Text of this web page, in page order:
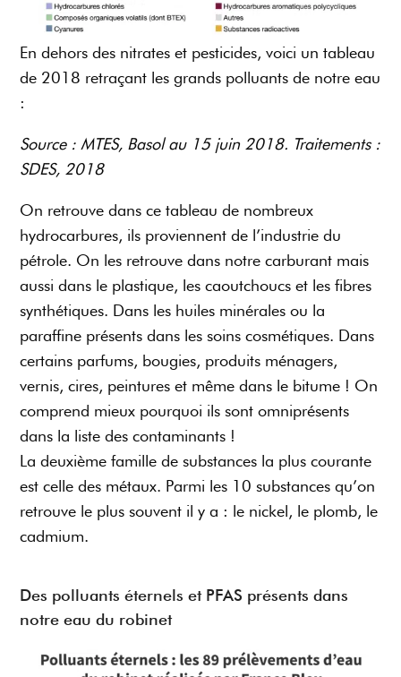
En dehors des nitrates et pesticides, voici un tableau
de 2018 retraçant les grands polluants de notre eau
:
Source : MTES, Basol au 15 juin 2018. Traitements :
SDES, 2018
On retrouve dans ce tableau de nombreux
hydrocarbures, ils proviennent de l’industrie du
pétrole. On les retrouve dans notre carburant mais
aussi dans le plastique, les caoutchoucs et les fibres
synthétiques. Dans les huiles minérales ou la
paraffine présents dans les soins cosmétiques. Dans
certains parfums, bougies, produits ménagers,
vernis, cires, peintures et même dans le bitume ! On
comprend mieux pourquoi ils sont omniprésents
dans la liste des contaminants !
La deuxième famille de substances la plus courante
est celle des métaux. Parmi les 10 substances qu’on
retrouve le plus souvent il y a : le nickel, le plomb, le
cadmium.
Des polluants éternels et PFAS présents dans
notre eau du robinet